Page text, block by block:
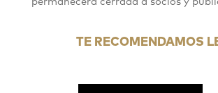
TE RECOMENDAMOS